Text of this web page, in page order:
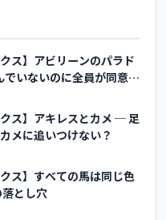
ス】アビリーンのパラド
いないのに全員が同意す
クス】アキレスとカメ ─ 足
メに追いつけない？
ス】すべての馬は同じ色
とし穴